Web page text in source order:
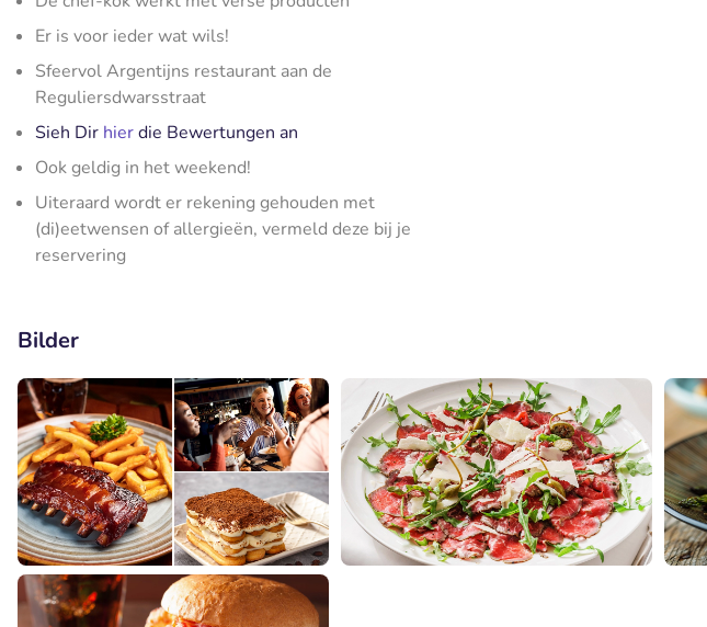
Er is voor ieder wat wils!
Sfeervol Argentijns restaurant aan de
Reguliersdwarsstraat
Sieh Dir hierdie Bewertungen an
Ook geldig in het weekend!
Uiteraard wordt er rekening gehouden met
(di)eetwensen of allergieën, vermeld deze bij je
reservering
Bilder